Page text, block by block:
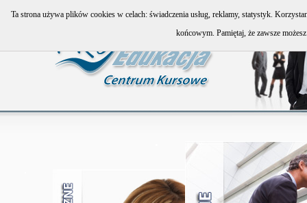
Ta strona używa plików cookies w celach: świadczenia usług, reklamy, statystyk.
końcowym. Pamiętaj, że zawsze